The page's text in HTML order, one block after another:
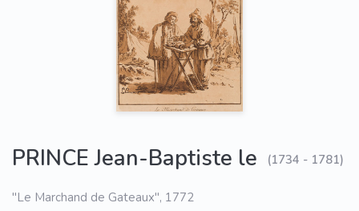
PRINCE Jean-Baptiste le (1734 - 1781)
"Le Marchand de Gateaux", 1772